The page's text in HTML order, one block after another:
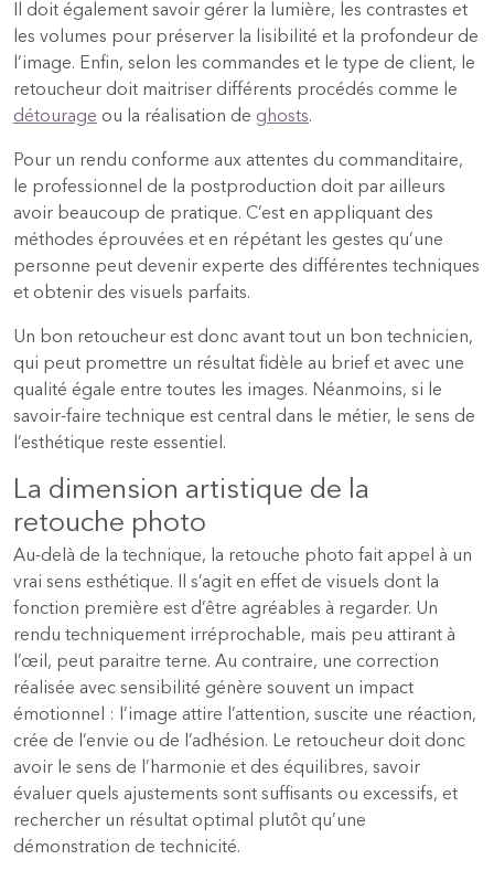
Il doit également savoir gérer la lumière, les contrastes et
les volumes pour préserver la lisibilité et la profondeur de
l’image. Enfin, selon les commandes et le type de client, le
retoucheur doit maitriser différents procédés comme le
détourage ou la réalisation de ghosts.
Pour un rendu conforme aux attentes du commanditaire,
le professionnel de la postproduction doit par ailleurs
avoir beaucoup de pratique. C’est en appliquant des
méthodes éprouvées et en répétant les gestes qu’une
personne peut devenir experte des différentes techniques
et obtenir des visuels parfaits.
Un bon retoucheur est donc avant tout un bon technicien,
qui peut promettre un résultat fidèle au brief et avec une
qualité égale entre toutes les images. Néanmoins, si le
savoir-faire technique est central dans le métier, le sens de
l’esthétique reste essentiel.
La dimension artistique de la
retouche photo
Au-delà de la technique, la retouche photo fait appel à un
vrai sens esthétique. Il s’agit en effet de visuels dont la
fonction première est d’être agréables à regarder. Un
rendu techniquement irréprochable, mais peu attirant à
l’œil, peut paraitre terne. Au contraire, une correction
réalisée avec sensibilité génère souvent un impact
émotionnel : l’image attire l’attention, suscite une réaction,
crée de l’envie ou de l’adhésion. Le retoucheur doit donc
avoir le sens de l’harmonie et des équilibres, savoir
évaluer quels ajustements sont suffisants ou excessifs, et
rechercher un résultat optimal plutôt qu’une
démonstration de technicité.